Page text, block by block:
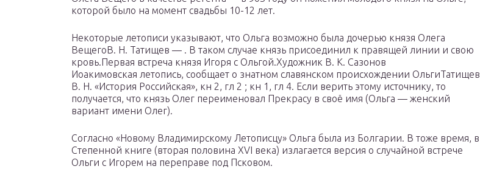
которой было на момент свадьбы 10-12 лет.
Некоторые летописи указывают, что Ольга возможно была дочерью князя Олега
ВещегоВ. Н. Татищев — . В таком случае князь присоединил к правящей линии и свою
кровь.Первая встреча князя Игоря с Ольгой.Художник В. К. Сазонов
Иоакимовская летопись, сообщает о знатном славянском происхождении ОльгиТатищев
В. Н. «История Российская», кн 2, гл 2 ; кн 1, гл 4. Если верить этому источнику, то
получается, что князь Олег переименовал Прекрасу в своё имя (Ольга — женский
вариант имени Олег).
Согласно «Новому Владимирскому Летописцу» Ольга была из Болгарии. В тоже время, в
Степенной книге (вторая половина XVI века) излагается версия о случайной встрече
Ольги с Игорем на переправе под Псковом.